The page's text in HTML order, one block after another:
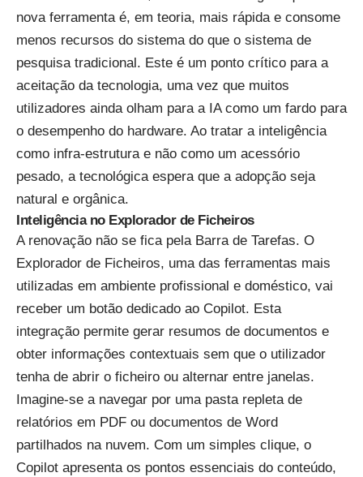
nova ferramenta é, em teoria, mais rápida e consome
menos recursos do sistema do que o sistema de
pesquisa tradicional. Este é um ponto crítico para a
aceitação da tecnologia, uma vez que muitos
utilizadores ainda olham para a IA como um fardo para
o desempenho do hardware. Ao tratar a inteligência
como infra-estrutura e não como um acessório
pesado, a tecnológica espera que a adopção seja
natural e orgânica.
Inteligência no Explorador de Ficheiros
A renovação não se fica pela Barra de Tarefas. O
Explorador de Ficheiros, uma das ferramentas mais
utilizadas em ambiente profissional e doméstico, vai
receber um botão dedicado ao Copilot. Esta
integração permite gerar resumos de documentos e
obter informações contextuais sem que o utilizador
tenha de abrir o ficheiro ou alternar entre janelas.
Imagine-se a navegar por uma pasta repleta de
relatórios em PDF ou documentos de Word
partilhados na nuvem. Com um simples clique, o
Copilot apresenta os pontos essenciais do conteúdo,